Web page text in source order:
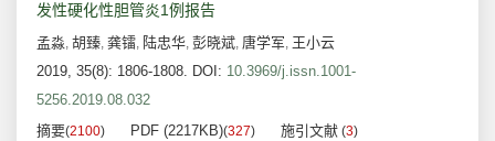
发性硬化性胆管炎1例报告
孟淼, 胡臻, 龚镭, 陆忠华, 彭晓斌, 唐学军, 王小云
2019, 35(8): 1806-1808. DOI: 10.3969/j.issn.1001-
5256.2019.08.032
摘要(2100) PDF (2217KB)(327) 施引文献 (3)